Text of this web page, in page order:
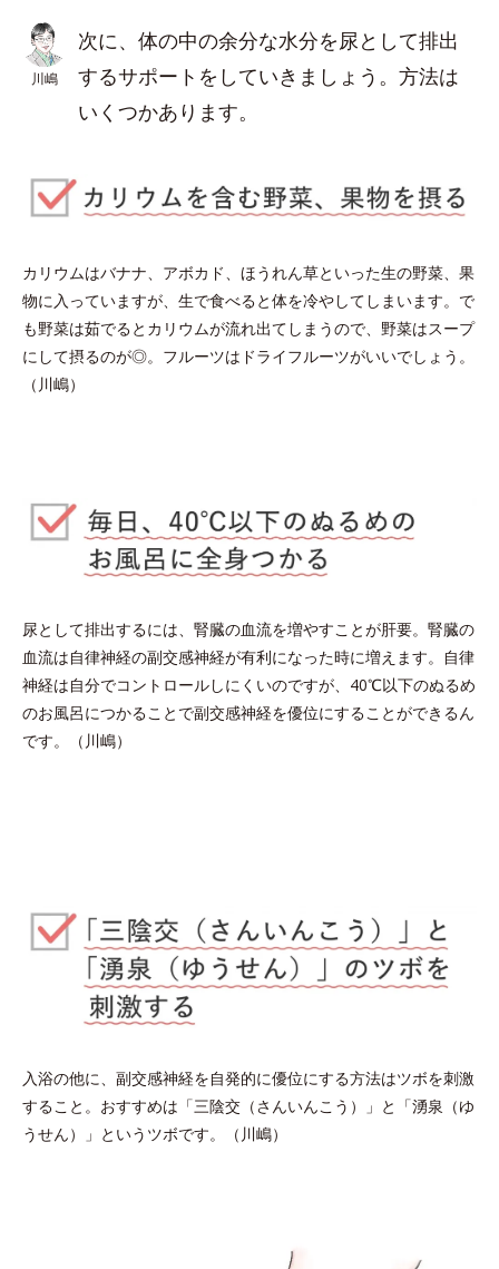
川嶋
次に、体の中の余分な水分を尿として排出
するサポートをしていきましょう。方法は
いくつかあります。
カリウムはバナナ、アボカド、ほうれん草といった生の野菜、果
物に入っていますが、生で食べると体を冷やしてしまいます。で
も野菜は茹でるとカリウムが流れ出てしまうので、野菜はスープ
にして摂るのが◎。フルーツはドライフルーツがいいでしょう。
（川嶋）
尿として排出するには、腎臓の血流を増やすことが肝要。腎臓の
血流は自律神経の副交感神経が有利になった時に増えます。自律
神経は自分でコントロールしにくいのですが、40℃以下のぬるめ
のお風呂につかることで副交感神経を優位にすることができるん
です。（川嶋）
入浴の他に、副交感神経を自発的に優位にする方法はツボを刺激
すること。おすすめは「三陰交（さんいんこう）」と「湧泉（ゆ
うせん）」というツボです。（川嶋）